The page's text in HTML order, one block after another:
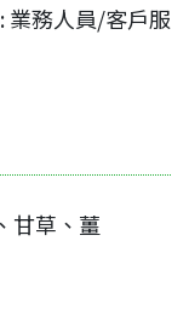
業務人員/客戶服
甘草、薑